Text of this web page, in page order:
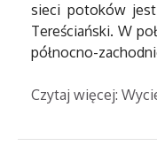
sieci potoków jest
Tereściański. W
północno-
Czytaj więcej: